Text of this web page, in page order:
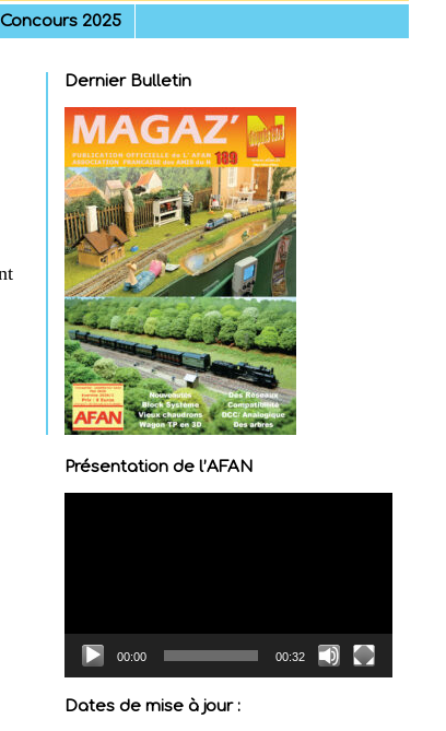
Concours 2025
Dernier Bulletin
Présentation de l’AFAN
00:00 00:32
Dates de mise à jour :